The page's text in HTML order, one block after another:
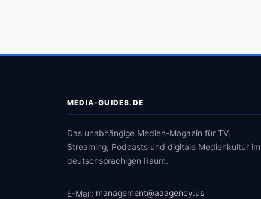
MEDIA-GUIDES.DE
Das unabhängige Medien-Magazin für TV,
Streaming, Podcasts und digitale Medienkultur im
deutschsprachigen Raum.
E-Mail: management@aaagency.us